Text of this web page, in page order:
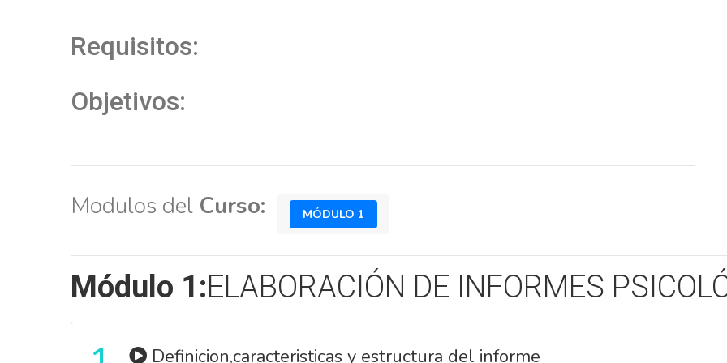
Requisitos:
Objetivos:
Modulos del Curso: MÓDULO 1
Módulo 1:ELABORACIÓN DE INFORMES
Definicion,caracteristicas y estructura del informe